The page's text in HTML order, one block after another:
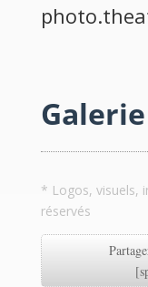
* Logos, visuels,
réservés